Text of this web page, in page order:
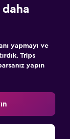
yapmayı ve
Trips
yapın